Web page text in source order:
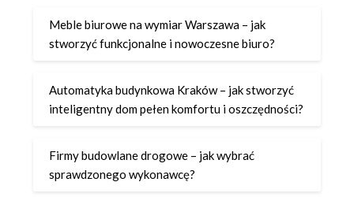
Meble biurowe na wymiar Warszawa – jak
stworzyć funkcjonalne i nowoczesne biuro?
Automatyka budynkowa Kraków – jak stworzyć
inteligentny dom pełen komfortu i oszczędności?
Firmy budowlane drogowe – jak wybrać
sprawdzonego wykonawcę?